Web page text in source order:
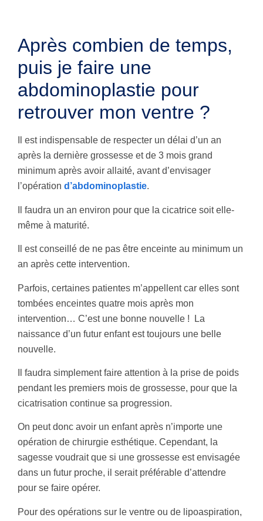
Après combien de temps,
puis je faire une
abdominoplastie pour
retrouver mon ventre ?
Il est indispensable de respecter un délai d’un an
après la dernière grossesse et de 3 mois grand
minimum après avoir allaité, avant d’envisager
l’opération d’abdominoplastie.
Il faudra un an environ pour que la cicatrice soit elle-
même à maturité.
Il est conseillé de ne pas être enceinte au minimum un
an après cette intervention.
Parfois, certaines patientes m’appellent car elles sont
tombées enceintes quatre mois après mon
intervention… C’est une bonne nouvelle ! La
naissance d’un futur enfant est toujours une belle
nouvelle.
Il faudra simplement faire attention à la prise de poids
pendant les premiers mois de grossesse, pour que la
cicatrisation continue sa progression.
On peut donc avoir un enfant après n’importe une
opération de chirurgie esthétique. Cependant, la
sagesse voudrait que si une grossesse est envisagée
dans un futur proche, il serait préférable d’attendre
pour se faire opérer.
Pour des opérations sur le ventre ou de lipoaspiration,